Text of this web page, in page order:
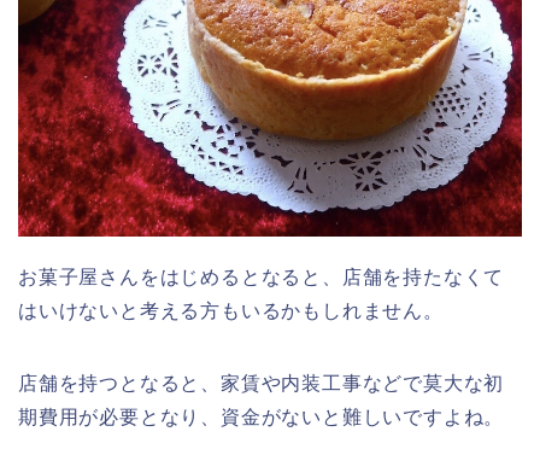
お菓子屋さんをはじめるとなると、店舗を持たなくて
はいけないと考える方もいるかもしれません。
店舗を持つとなると、家賃や内装工事などで莫大な初
期費用が必要となり、資金がないと難しいですよね。